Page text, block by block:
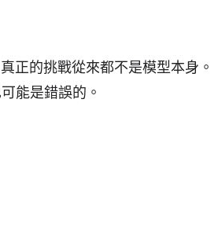
正的挑戰從來都不是模型本身。
能是錯誤的。